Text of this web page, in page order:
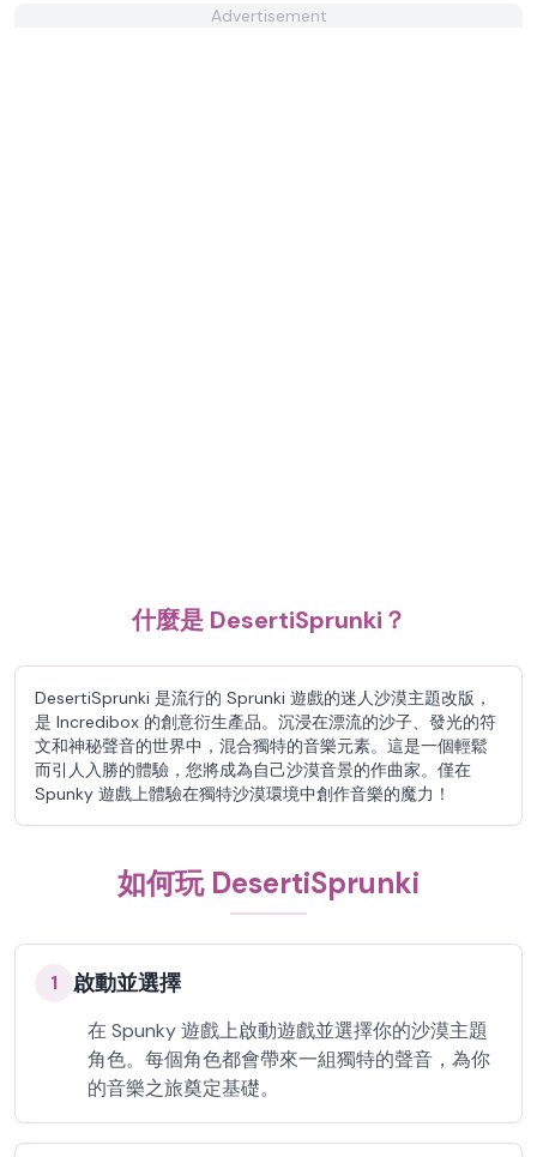
Advertisement
什麼是 DesertiSprunki？
DesertiSprunki 是流行的 Sprunki 遊戲的迷人沙漠主題改版，
是 Incredibox 的創意衍生產品。沉浸在漂流的沙子、發光的符
文和神秘聲音的世界中，混合獨特的音樂元素。這是一個輕鬆
而引人入勝的體驗，您將成為自己沙漠音景的作曲家。僅在
Spunky 遊戲上體驗在獨特沙漠環境中創作音樂的魔力！
如何玩 DesertiSprunki
1 啟動並選擇
在 Spunky 遊戲上啟動遊戲並選擇你的沙漠主題
角色。每個角色都會帶來一組獨特的聲音，為你
的音樂之旅奠定基礎。